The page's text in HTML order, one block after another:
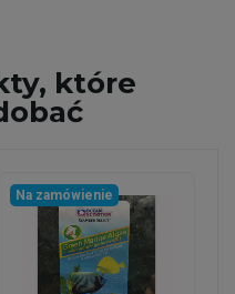
które
Na zamówienie